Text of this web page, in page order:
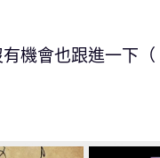
機會也跟進一下（